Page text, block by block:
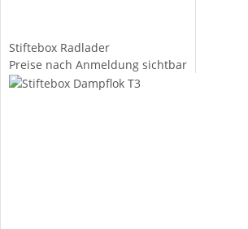
Stiftebox Radlader
Preise nach Anmeldung sichtbar